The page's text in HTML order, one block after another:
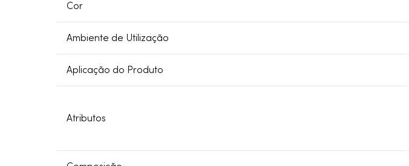
Cor
Ambiente de Utilização
Aplicação do Produto
Atributos